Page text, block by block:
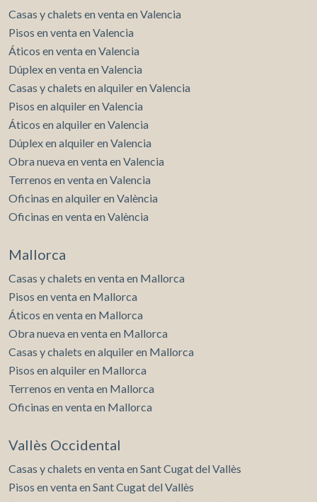
Casas y chalets en venta en Valencia
Pisos en venta en Valencia
Áticos en venta en Valencia
Dúplex en venta en Valencia
Casas y chalets en alquiler en Valencia
Pisos en alquiler en Valencia
Áticos en alquiler en Valencia
Dúplex en alquiler en Valencia
Obra nueva en venta en Valencia
Terrenos en venta en Valencia
Oficinas en alquiler en València
Oficinas en venta en València
Mallorca
Casas y chalets en venta en Mallorca
Pisos en venta en Mallorca
Áticos en venta en Mallorca
Obra nueva en venta en Mallorca
Casas y chalets en alquiler en Mallorca
Pisos en alquiler en Mallorca
Terrenos en venta en Mallorca
Oficinas en venta en Mallorca
Vallès Occidental
Casas y chalets en venta en Sant Cugat del Vallès
Pisos en venta en Sant Cugat del Vallès